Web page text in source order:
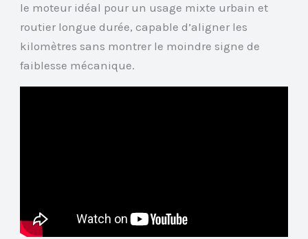
le moteur idéal pour un usage mixte urbain et
routier longue durée, capable d’aligner les
kilomètres sans montrer le moindre signe de
faiblesse mécanique.